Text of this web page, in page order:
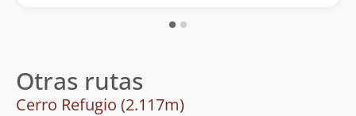
Otras rutas
Cerro Refugio (2.117m)